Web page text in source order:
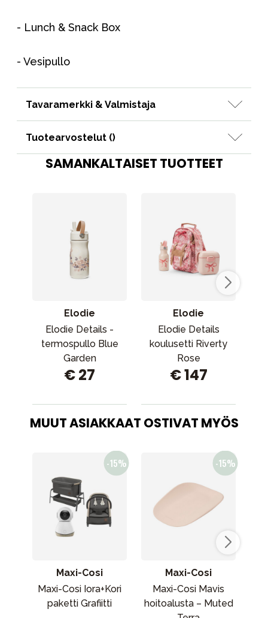
- Lunch & Snack Box
- Vesipullo
Tavaramerkki & Valmistaja
Tuotearvostelut ()
SAMANKALTAISET TUOTTEET
Elodie
Elodie Details -
termospullo Blue
Garden
€ 27
Elodie
Elodie Details
koulusetti Riverty
Rose
€ 147
MUUT ASIAKKAAT OSTIVAT MYÖS
Maxi-Cosi
Maxi-Cosi Iora+Kori
paketti Grafiitti
Maxi-Cosi
Maxi-Cosi Mavis
hoitoalusta – Muted